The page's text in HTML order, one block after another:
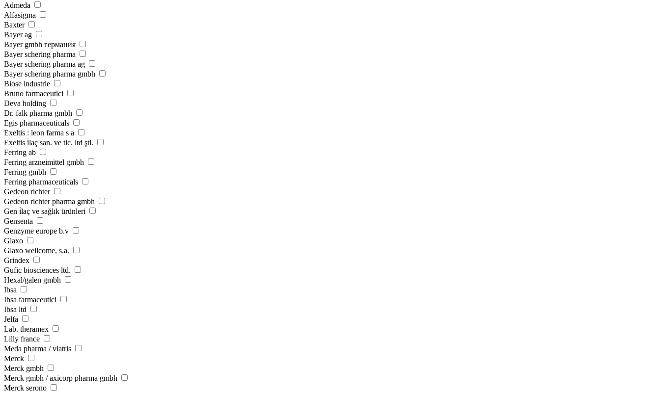
Admeda
Alfasigma
Baxter
Bayer ag
Bayer gmbh германия
Bayer schering pharma
Bayer schering pharma ag
Bayer schering pharma gmbh
Biose industrie
Bruno farmaceutici
Deva holding
Dr. falk pharma gmbh
Egis pharmaceuticals
Exeltis : leon farma s a
Exeltis i̇laç san. ve tic. ltd şti.
Ferring ab
Ferring arzneimittel gmbh
Ferring gmbh
Ferring pharmaceuticals
Gedeon richter
Gedeon richter pharma gmbh
Gen i̇laç ve sağlık ürünleri
Gensenta
Genzyme europe b.v
Glaxo
Glaxo wellcome, s.a.
Grindex
Gufic biosciences ltd.
Hexal/galen gmbh
Ibsa
Ibsa farmaceutici
Ibsa ltd
Jelfa
Lab. theramex
Lilly france
Meda pharma / viatris
Merck
Merck gmbh
Merck gmbh / axicorp pharma gmbh
Merck serono